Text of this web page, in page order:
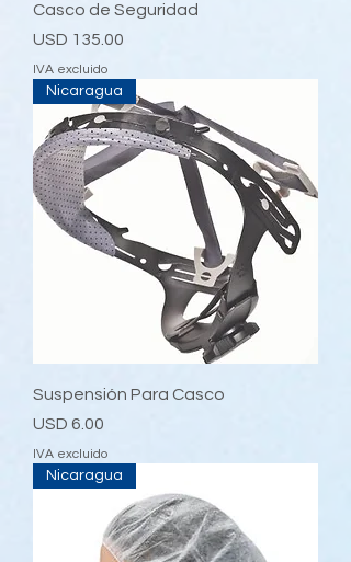
Casco de Seguridad
Precio
USD 135.00
IVA excluido
Nicaragua
Suspensión Para Casco
Precio
USD 6.00
IVA excluido
Nicaragua